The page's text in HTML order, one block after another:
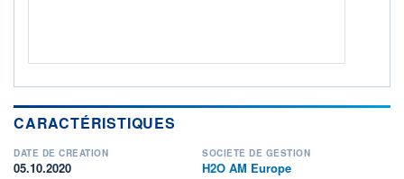
CARACTÉRISTIQUES
DATE DE CRÉATION
05.10.2020
SOCIÉTÉ DE GESTION
H2O AM Europe